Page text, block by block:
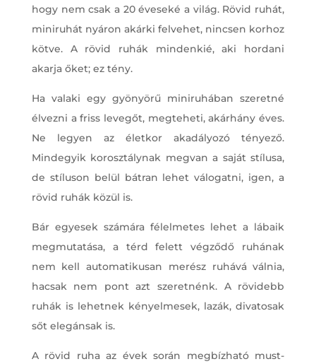
hogy nem csak a 20 éveseké a világ. Rövid ruhát,
miniruhát nyáron akárki felvehet, nincsen korhoz
kötve. A rövid ruhák mindenkié, aki hordani
akarja őket; ez tény.
Ha valaki egy gyönyörű miniruhában szeretné
élvezni a friss levegőt, megteheti, akárhány éves.
Ne legyen az életkor akadályozó tényező.
Mindegyik korosztálynak megvan a saját stílusa,
de stíluson belül bátran lehet válogatni, igen, a
rövid ruhák közül is.
Bár egyesek számára félelmetes lehet a lábaik
megmutatása, a térd felett végződő ruhának
nem kell automatikusan merész ruhává válnia,
hacsak nem pont azt szeretnénk. A rövidebb
ruhák is lehetnek kényelmesek, lazák, divatosak
sőt elegánsak is.
A rövid ruha az évek során megbízható must-